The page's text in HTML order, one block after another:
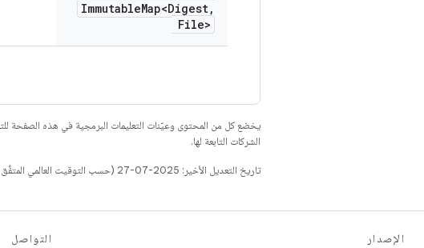
ImmutableMap<Digest,
File>
يخضع كل من المحتوى وعيّنات التعليمات البرمجية في هذه الصفحة
الشركات التابعة لها.
تاريخ التعديل الأخير: 2025-07-27 (حسب التوقيت العالمي المتفَّق عليه)
الإصدار التواصل